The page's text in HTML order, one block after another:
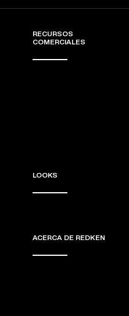
RECURSOS
COMERCIALES
LOOKS
ACERCA DE REDKEN